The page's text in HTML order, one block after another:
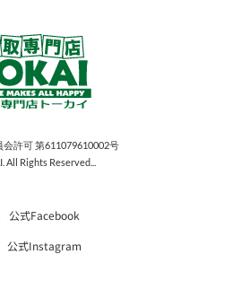
許可 第611079610002号
All Rights Reserved...
公式Facebook
公式Instagram